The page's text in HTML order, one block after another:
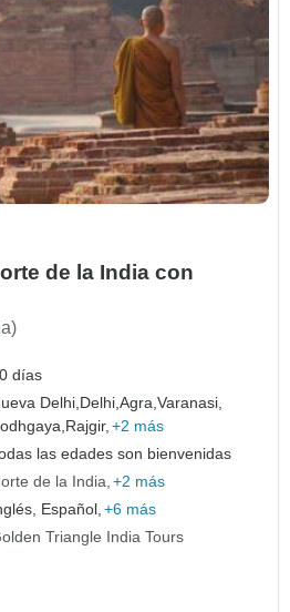
de la India con
días
Delhi, Delhi,Agra,Varanasi,
Rajgir, +2 más
las edades son bienvenidas
de la India +2 más
Español, +6 más
Triangle India Tours